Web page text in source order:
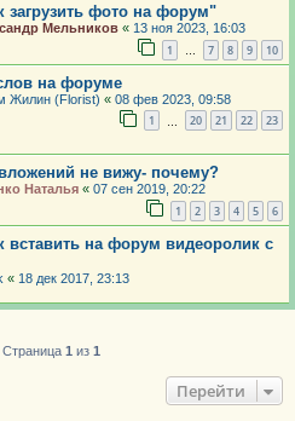
загрузить фото на форум"
Мельников « 13 ноя 2023, 16:03
1 … 7 8 9 10
на форуме
Жилин (Florist) « 08 фев 2023, 09:58
1 20 21 22 23
не вижу- почему?
Наталья « 07 сен 2019, 20:22
1 2 3 4 5 6
вставить на форум видеоролик с
« 18 дек 2017, 23:13
Страница 1 из 1
Перейти